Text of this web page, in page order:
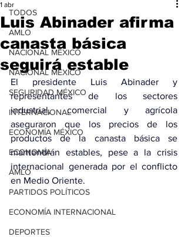
TODOS
AMLO
NACIONAL MÉXICO
NACIONAL MÉXICO
SEGURIDAD MÉXICO
INTERNACIONAL
ECONOMÍA MÉXICO
ECONOMÍA
AMLO
PARTIDOS POLÍTICOS
ECONOMÍA INTERNACIONAL
DEPORTES
Luis Abinader afirma
canasta básica
seguirá estable
1 abr
El presidente Luis Abinader y
representantes de los sectores
industrial, comercial y agrícola
aseguraron que los precios de los
productos de la canasta básica se
mantendrán estables, pese a la crisis
internacional generada por el conflicto
en Medio Oriente.